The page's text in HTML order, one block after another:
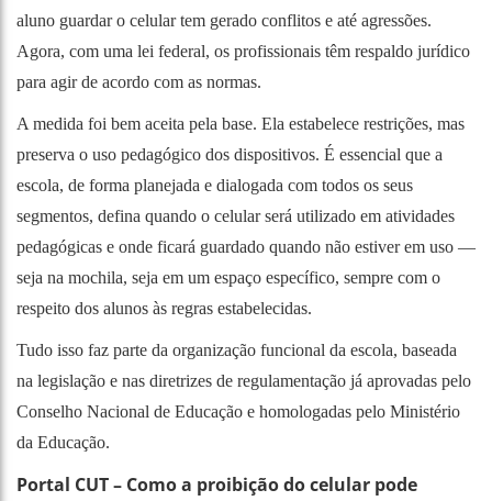
aluno guardar o celular tem gerado conflitos e até agressões.
Agora, com uma lei federal, os profissionais têm respaldo jurídico
para agir de acordo com as normas.
A medida foi bem aceita pela base. Ela estabelece restrições, mas
preserva o uso pedagógico dos dispositivos. É essencial que a
escola, de forma planejada e dialogada com todos os seus
segmentos, defina quando o celular será utilizado em atividades
pedagógicas e onde ficará guardado quando não estiver em uso —
seja na mochila, seja em um espaço específico, sempre com o
respeito dos alunos às regras estabelecidas.
Tudo isso faz parte da organização funcional da escola, baseada
na legislação e nas diretrizes de regulamentação já aprovadas pelo
Conselho Nacional de Educação e homologadas pelo Ministério
da Educação.
Portal CUT – Como a proibição do celular pode